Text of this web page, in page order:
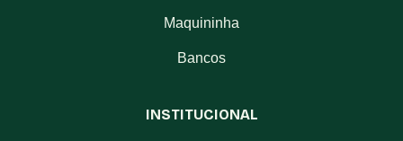
Maquininha
Bancos
INSTITUCIONAL